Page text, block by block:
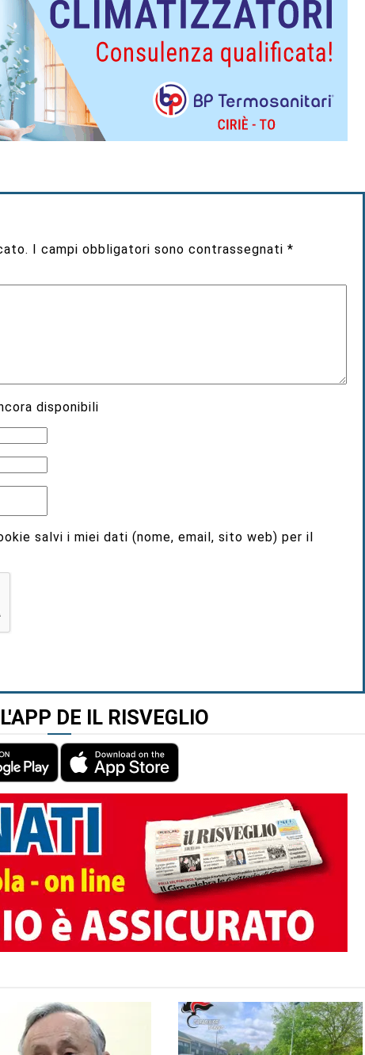
I campi obbligatori sono contrassegnati*
disponibili
salvi i miei dati (nome, email, sito web) per il
DE IL RISVEGLIO